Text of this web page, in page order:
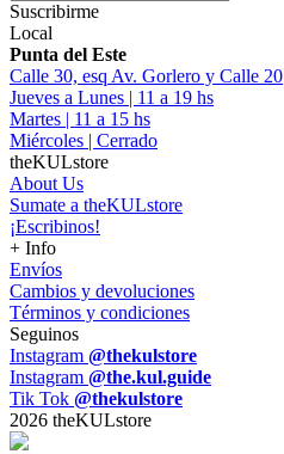
Suscribirme
Local
Punta del Este
Calle 30, esq Av. Gorlero y Calle 20
Jueves a Lunes | 11 a 19 hs
Martes | 11 a 15 hs
Miércoles | Cerrado
theKULstore
About Us
Sumate a theKULstore
¡Escribinos!
+ Info
Envíos
Cambios y devoluciones
Términos y condiciones
Seguinos
Instagram @thekulstore
Instagram @the.kul.guide
Tik Tok @thekulstore
2026 theKULstore